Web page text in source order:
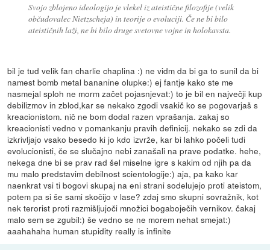
Svojo zblojeno ideologijo je vlekel iz ateistične filozofije (velik
občudovalec Nietzscheja) in teorije o evoluciji. Če ne bi bilo
ateističnih laži, ne bi bilo druge svetovne vojne in holokavsta.
bil je tud velik fan charlie chaplina :) ne vidm da bi ga to sunil da bi
namest bomb metal bananine olupke:) ej fantje kako ste me
nasmejal sploh ne morm začet pojasnjevat:) to je bil en največji kup
debilizmov in zblod,kar se nekako zgodi vsakič ko se pogovarjaš s
kreacionistom. nič ne bom dodal razen vprašanja. zakaj so
kreacionisti vedno v pomankanju pravih definicij. nekako se zdi da
izkrivljajo vsako besedo ki jo kdo izvrže, kar bi lahko počeli tudi
evolucionisti, če se slučajno nebi zanašali na prave podatke. hehe,
nekega dne bi se prav rad šel miselne igre s kakim od njih pa da
mu malo predstavim debilnost scientologije:) aja, pa kako kar
naenkrat vsi ti bogovi skupaj na eni strani sodelujejo proti ateistom,
potem pa si še sami skočijo v lase? zdaj smo skupni sovražnik, kot
nek terorist proti razmišljujoči množici bogaboječih vernikov. čakaj
malo sem se zgubil:) še vedno se ne morem nehat smejat:)
aaahahaha human stupidity really is infinite